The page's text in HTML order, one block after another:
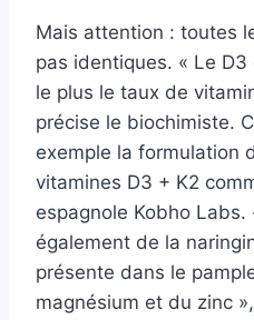
Mais attention : toutes
pas identiques. « Le
le plus le taux de
précise le biochimiste.
exemple la formulation
vitamines D3 + K2
espagnole Kobho
également de la
présente dans le
magnésium et du zinc